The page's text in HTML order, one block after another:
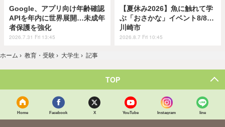
Google、アプリ向け年齢確認
APIを年内に世界展開…未成年
者保護を強化
2026.7.31 Fri 13:45
【夏休み2026】魚に触れて学
ぶ「おさかな」イベント8/8…
川崎市
2026.8.7 Fri 10:45
ホーム › 教育・受験 › 大学生 › 記事
TOP
Home Facebook X YouTube Instagram line